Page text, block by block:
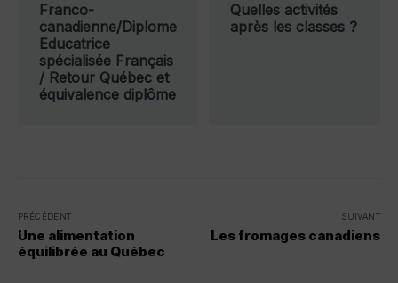
Franco-
canadienne/Diplome
Educatrice
spécialisée Français
/ Retour Québec et
équivalence diplôme
Quelles activités
après les classes ?
PRÉCÉDENT
Une alimentation
équilibrée au Québec
SUIVANT
Les fromages canadiens